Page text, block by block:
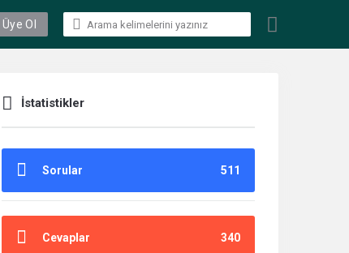
Üye Ol
İstatistikler
Sorular 511
Cevaplar 340